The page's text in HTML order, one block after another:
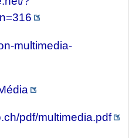
multimedia-
pdf/multimedia.pdf